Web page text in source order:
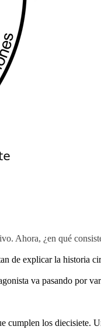
Ahora, ¿en qué
de explicar la historia
va pasando por
cumplen los diecisiete.